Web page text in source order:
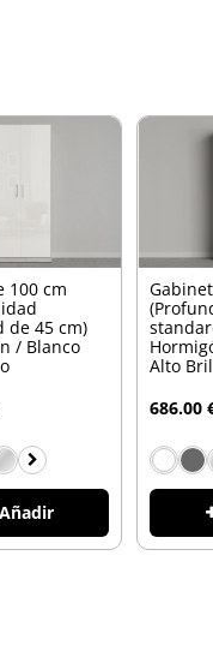
100 cm
de 45 cm)
/ Blanco
Alto
686.00